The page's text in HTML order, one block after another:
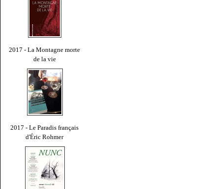
2017 - La Montagne morte
de la vie
2017 - Le Paradis français
d'Éric Rohmer